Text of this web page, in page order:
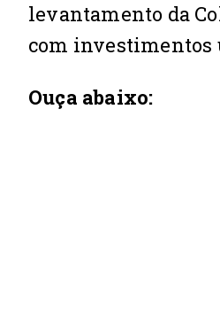
levantamento da
com investimentos
Ouça abaixo: